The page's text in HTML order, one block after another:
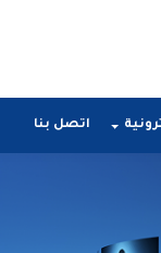
اتصل بنا